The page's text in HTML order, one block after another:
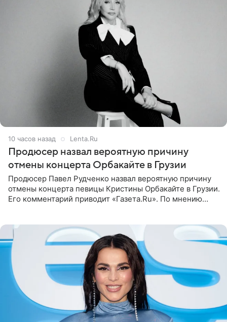
10 часов назад Lenta.Ru
Продюсер назвал вероятную причину
отмены концерта Орбакайте в Грузии
Продюсер Павел Рудченко назвал вероятную причину
отмены концерта певицы Кристины Орбакайте в Грузии.
Его комментарий приводит «Газета.Ru». По мнению